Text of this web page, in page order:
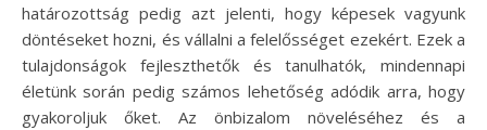
határozottság pedig azt jelenti, hogy képesek vagyunk
döntéseket hozni, és vállalni a felelősséget ezekért. Ezek a
tulajdonságok fejleszthetők és tanulhatók, mindennapi
életünk során pedig számos lehetőség adódik arra, hogy
gyakoroljuk őket. Az önbizalom növeléséhez és a